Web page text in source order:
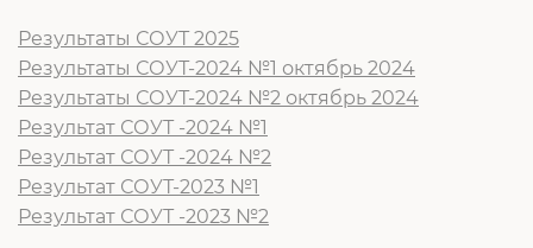
Результаты СОУТ 2025
Результаты СОУТ-2024 №1 октябрь 2024
Результаты СОУТ-2024 №2 октябрь 2024
Результат СОУТ -2024 №1
Результат СОУТ -2024 №2
Результат СОУТ-2023 №1
Результат СОУТ -2023 №2